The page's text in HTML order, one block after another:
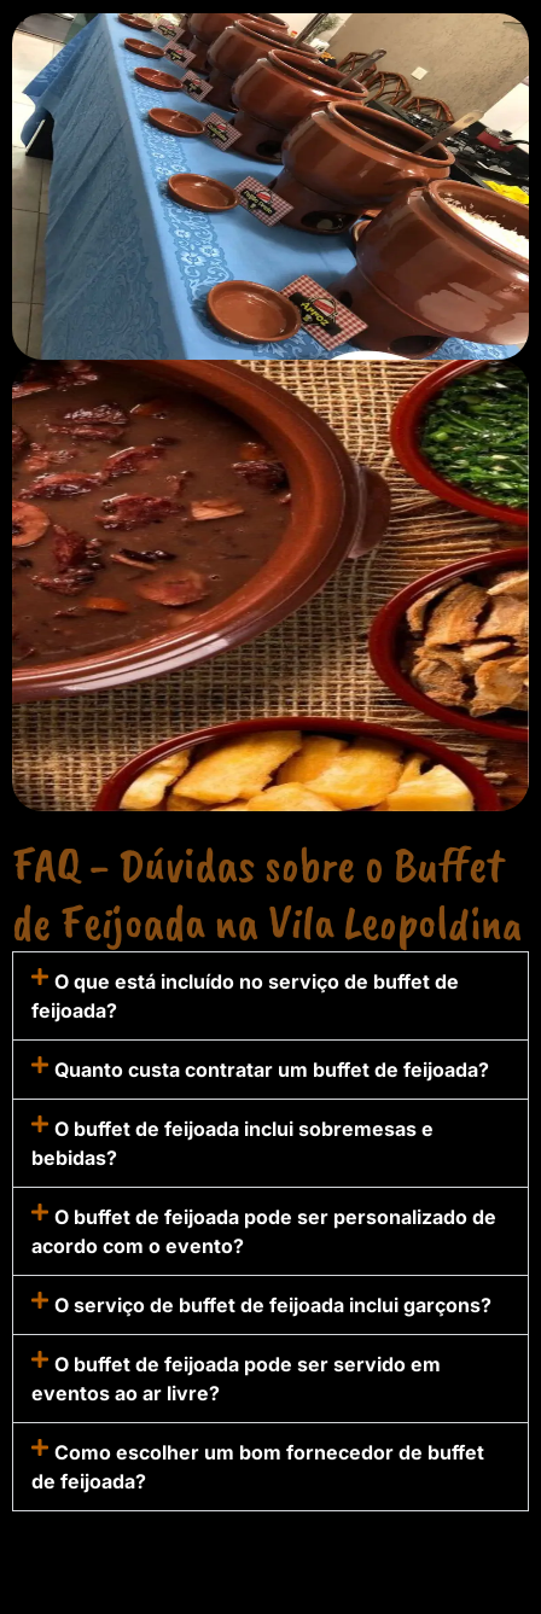
FAQ - Dúvidas sobre o Buffet
de Feijoada na Vila Leopoldina
O que está incluído no serviço de buffet de
feijoada?
Quanto custa contratar um buffet de feijoada?
O buffet de feijoada inclui sobremesas e
bebidas?
O buffet de feijoada pode ser personalizado de
acordo com o evento?
O serviço de buffet de feijoada inclui garçons?
O buffet de feijoada pode ser servido em
eventos ao ar livre?
Como escolher um bom fornecedor de buffet
de feijoada?